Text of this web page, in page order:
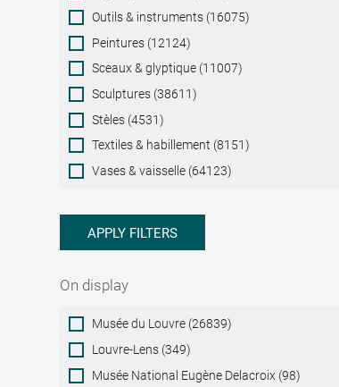
Outils & instruments (16075)
Peintures (12124)
Sceaux & glyptique (11007)
Sculptures (38611)
Stèles (4531)
Textiles & habillement (8151)
Vases & vaisselle (64123)
APPLY FILTERS
On display
On
display
Musée du Louvre (26839)
Louvre-Lens (349)
Musée National Eugène Delacroix (98)